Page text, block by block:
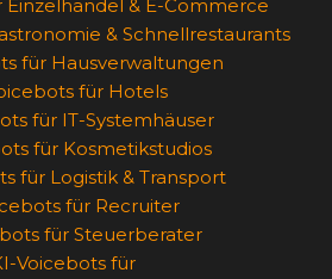
Einzelhandel & E-Commerce
& Schnellrestaurants
für Hausverwaltungen
für Hotels
für IT-Systemhäuser
für Kosmetikstudios
für Logistik & Transport
für Recruiter
für Steuerberater
Voicebots für